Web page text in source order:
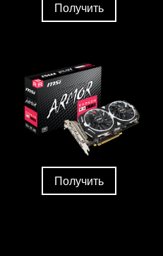
Получить
Получить